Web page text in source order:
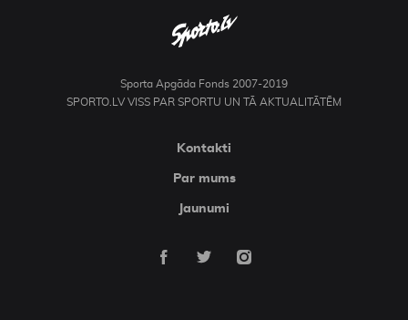
Sporta Apgāda Fonds 2007-2019
SPORTO.LV VISS PAR SPORTU UN TĀ AKTUALITĀTĒM
Kontakti
Par mums
Jaunumi